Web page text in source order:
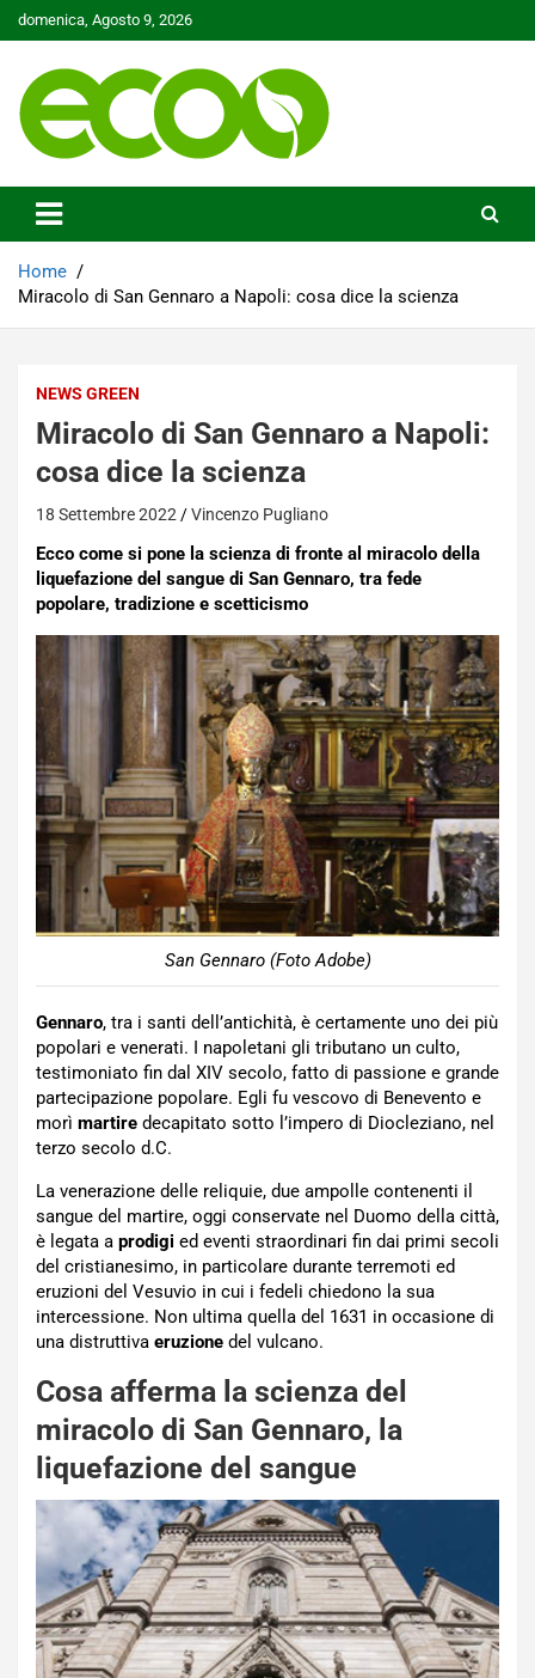
Skip
to
domenica, Agosto 9, 2026
Ecoo.it
Home
Miracolo di San Gennaro a Napoli: cosa dice la scienza
NEWS GREEN
Miracolo di San Gennaro a Napoli:
cosa dice la scienza
18 Settembre 2022 Vincenzo Pugliano
Ecco come si pone la scienza di fronte al miracolo della
liquefazione del sangue di San Gennaro, tra fede
popolare, tradizione e scetticismo
San Gennaro (Foto Adobe)
Gennaro, tra i santi dell’antichità, è certamente uno dei più
popolari e venerati. I napoletani gli tributano un culto,
testimoniato fin dal XIV secolo, fatto di passione e grande
partecipazione popolare. Egli fu vescovo di Benevento e
morì martire decapitato sotto l’impero di Diocleziano, nel
terzo secolo d.C.
La venerazione delle reliquie, due ampolle contenenti il
sangue del martire, oggi conservate nel Duomo della città,
è legata a prodigi ed eventi straordinari fin dai primi secoli
del cristianesimo, in particolare durante terremoti ed
eruzioni del Vesuvio in cui i fedeli chiedono la sua
intercessione. Non ultima quella del 1631 in occasione di
una distruttiva eruzione del vulcano.
Cosa afferma la scienza del
miracolo di San Gennaro, la
liquefazione del sangue